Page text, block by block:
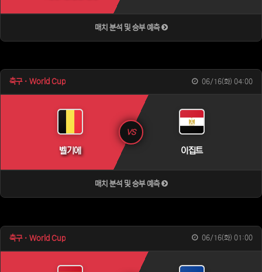
매치 분석 및 승부 예측
축구 · World Cup 06/16(화) 04:00
벨기에
VS
이집트
매치 분석 및 승부 예측
축구 · World Cup 06/16(화) 01:00